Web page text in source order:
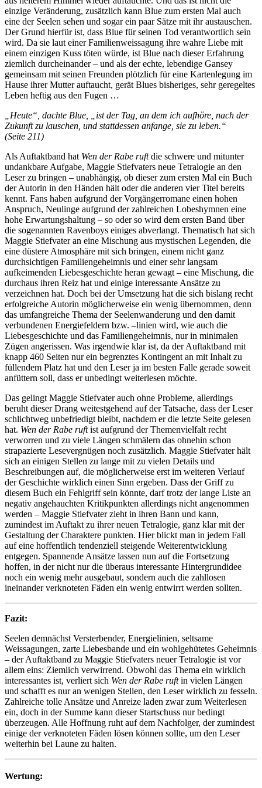
einzige Veränderung, zusätzlich kann Blue zum ersten Mal auch
eine der Seelen sehen und sogar ein paar Sätze mit ihr austauschen.
Der Grund hierfür ist, dass Blue für seinen Tod verantwortlich sein
wird. Da sie laut einer Familienweissagung ihre wahre Liebe mit
einem einzigen Kuss töten würde, ist Blue nach dieser Erfahrung
ziemlich durcheinander – und als der echte, lebendige Gansey
gemeinsam mit seinen Freunden plötzlich für eine Kartenlegung im
Hause ihrer Mutter auftaucht, gerät Blues bisheriges, sehr geregeltes
Leben heftig aus den Fugen …
„Heute“, dachte Blue, „ist der Tag, an dem ich aufhöre, nach der
Zukunft zu lauschen, und stattdessen anfange, sie zu leben.“
(Seite 211)
Als Auftaktband hat Wen der Rabe ruftdie schwere und mitunter
undankbare Aufgabe, Maggie Stiefvaters neue Tetralogie an den
Leser zu bringen – unabhängig, ob dieser zum ersten Mal ein Buch
der Autorin in den Händen hält oder die anderen vier Titel bereits
kennt. Fans haben aufgrund der Vorgängerromane einen hohen
Anspruch, Neulinge aufgrund der zahlreichen Lobeshymnen eine
hohe Erwartungshaltung – so oder so wird dem ersten Band über
die sogenannten Ravenboys einiges abverlangt. Thematisch hat sich
Maggie Stiefvater an eine Mischung aus mystischen Legenden, die
eine düstere Atmosphäre mit sich bringen, einem nicht ganz
durchsichtigen Familiengeheimnis und einer sehr langsam
aufkeimenden Liebesgeschichte heran gewagt – eine Mischung, die
durchaus ihren Reiz hat und einige interessante Ansätze zu
verzeichnen hat. Doch bei der Umsetzung hat die sich bislang recht
erfolgreiche Autorin möglicherweise ein wenig übernommen, denn
das umfangreiche Thema der Seelenwanderung und den damit
verbundenen Energiefeldern bzw. –linien wird, wie auch die
Liebesgeschichte und das Familiengeheimnis, nur in minimalen
Zügen angerissen. Was irgendwie klar ist, da der Auftaktband mit
knapp 460 Seiten nur ein begrenztes Kontingent an mit Inhalt zu
füllendem Platz hat und den Leser ja im besten Falle gerade soweit
anfüttern soll, dass er unbedingt weiterlesen möchte.
Das gelingt Maggie Stiefvater auch ohne Probleme, allerdings
beruht dieser Drang weitestgehend auf der Tatsache, dass der Leser
schlichtweg unbefriedigt bleibt, nachdem er die letzte Seite gelesen
hat. Wen der Rabe ruftist aufgrund der Themenvielfalt recht
verworren und zu viele Längen schmälern das ohnehin schon
strapazierte Lesevergnügen noch zusätzlich. Maggie Stiefvater hält
sich an einigen Stellen zu lange mit zu vielen Details und
Beschreibungen auf, die möglicherweise erst im weiteren Verlauf
der Geschichte wirklich einen Sinn ergeben. Dass der Griff zu
diesem Buch ein Fehlgriff sein könnte, darf trotz der lange Liste an
negativ angehauchten Kritikpunkten allerdings nicht angenommen
werden – Maggie Stiefvater zieht in ihren Bann und kann,
zumindest im Auftakt zu ihrer neuen Tetralogie, ganz klar mit der
Gestaltung der Charaktere punkten. Hier blickt man in jedem Fall
auf eine hoffentlich tendenziell steigende Weiterentwicklung
entgegen. Spannende Ansätze lassen nun auf die Fortsetzung
hoffen, in der nicht nur die überaus interessante Hintergrundidee
noch ein wenig mehr ausgebaut, sondern auch die zahllosen
ineinander verknoteten Fäden ein wenig entwirrt werden sollten.
Fazit:
Seelen demnächst Versterbender, Energielinien, seltsame
Weissagungen, zarte Liebesbande und ein wohlgehütetes Geheimnis
– der Auftaktband zu Maggie Stiefvaters neuer Tetralogie ist vor
allem eins: Ziemlich verwirrend. Obwohl das Thema ein wirklich
interessantes ist, verliert sich Wen der Rabe ruftin vielen Längen
und schafft es nur an wenigen Stellen, den Leser wirklich zu fesseln.
Zahlreiche tolle Ansätze und Anreize laden zwar zum Weiterlesen
ein, doch in der Summe kann dieser Startschuss nur bedingt
überzeugen. Alle Hoffnung ruht auf dem Nachfolger, der zumindest
einige der verknoteten Fäden lösen können sollte, um den Leser
weiterhin bei Laune zu halten.
Wertung: